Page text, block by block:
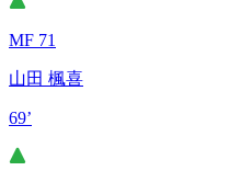
MF 71
山田 楓喜
69’